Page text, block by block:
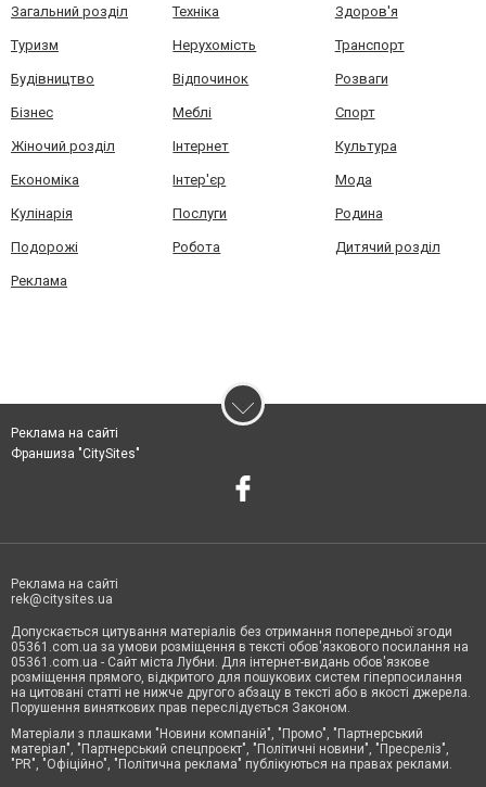
Загальний розділ Техніка Здоров'я
Туризм Нерухомість Транспорт
Будівництво Відпочинок Розваги
Бізнес Меблі Спорт
Жіночий розділ Інтернет Культура
Економіка Інтер'єр Мода
Кулінарія Послуги Родина
Подорожі Робота Дитячий розділ
Реклама
Реклама на сайті
Франшиза "CitySites"
Реклама на сайті
rek@citysites.ua
Допускається цитування матеріалів без отримання попередньої згоди
05361.com.ua за умови розміщення в тексті обов'язкового посилання на
05361.com.ua - Сайт міста Лубни. Для інтернет-видань обов'язкове
розміщення прямого, відкритого для пошукових систем гіперпосилання
на цитовані статті не нижче другого абзацу в тексті або в якості джерела.
Порушення виняткових прав переслідується Законом.
Матеріали з плашками "Новини компаній", "Промо", "Партнерський
матеріал", "Партнерський спецпроєкт", "Політичні новини", "Пресреліз",
"PR", "Офіційно", "Політична реклама" публікуються на правах реклами.